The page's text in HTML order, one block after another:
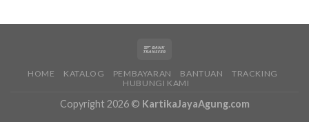
HOME KATALOG PEMBAYARAN BANTUAN
TRACKING
HUBUNGI KAMI
Copyright 2026 © KartikaJayaAgung.com